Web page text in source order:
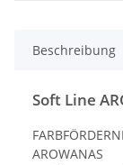
Beschreibung
Soft Line
AROWANAS